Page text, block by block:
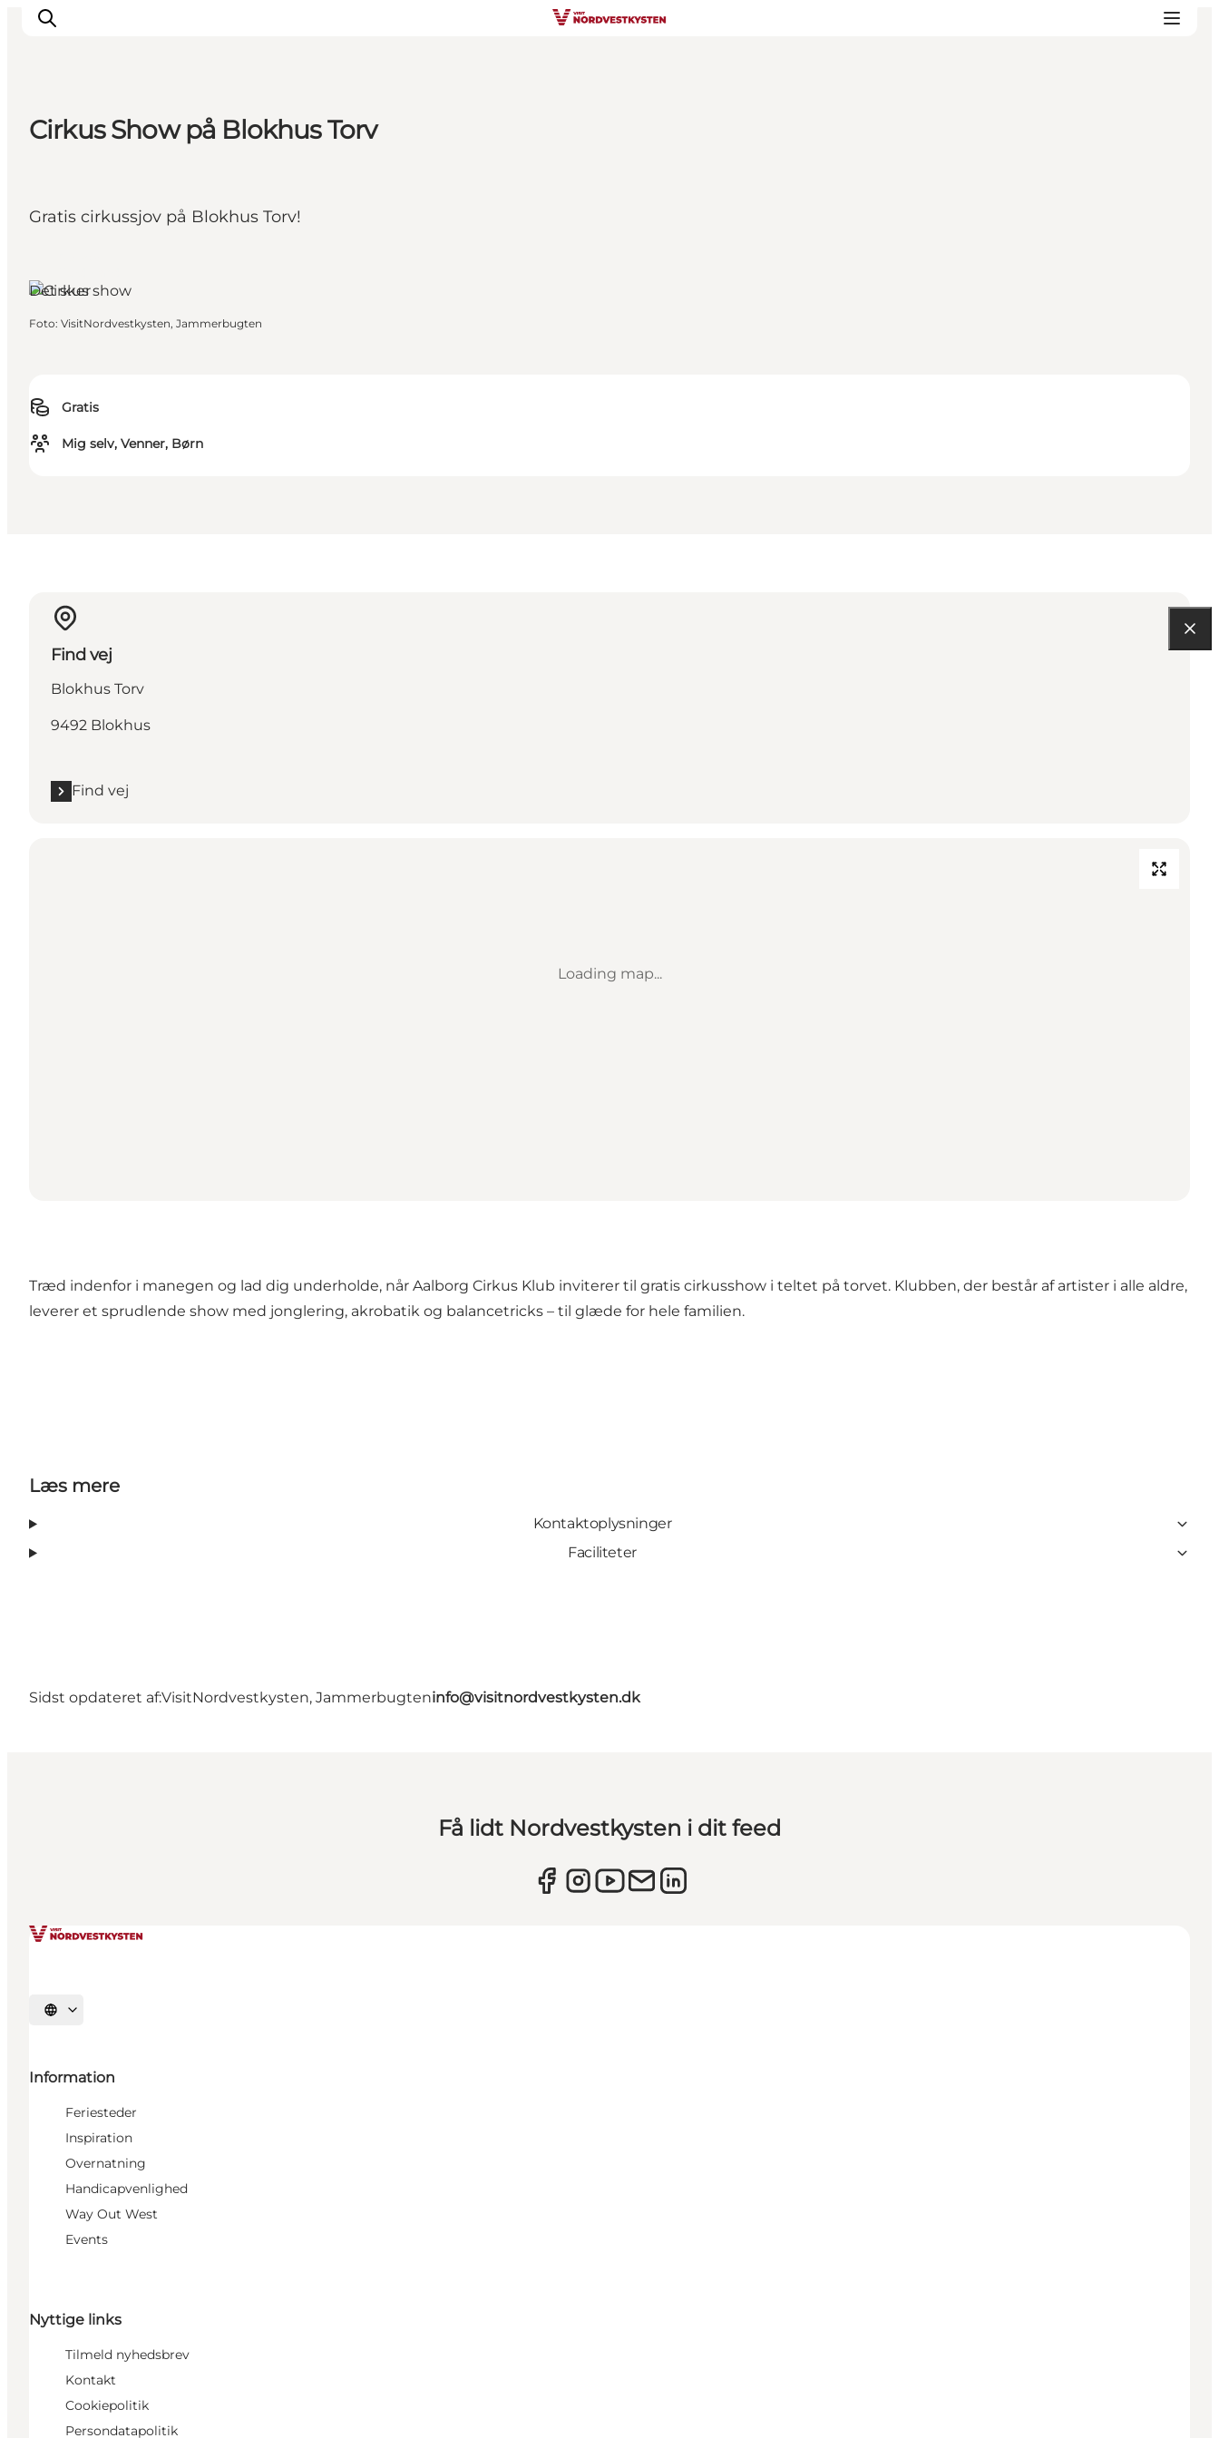
Handicapvenlig ferie
Planlæg din ferie
Cirkus Show på Blokhus Torv
Gratis cirkussjov på Blokhus Torv!
Gratis
Mig selv, Venner, Børn
Det sker
Foto: VisitNordvestkysten, Jammerbugten
Find vej
Blokhus Torv
9492 Blokhus
Find vej
Loading map...
Træd indenfor i manegen og lad dig underholde, når Aalborg Cirkus Klub inviterer til gratis cirkusshow i teltet på torvet. Klubben, der består af artister i alle aldre,
leverer et sprudlende show med jonglering, akrobatik og balancetricks – til glæde for hele familien.
Læs mere
Kontaktoplysninger
Faciliteter
Sidst opdateret af:VisitNordvestkysten, Jammerbugteninfo@visitnordvestkysten.dk
Få lidt Nordvestkysten i dit feed
Vælg sprog
Information
Feriesteder
Inspiration
Overnatning
Handicapvenlighed
Way Out West
Events
Nyttige links
Tilmeld nyhedsbrev
Kontakt
Cookiepolitik
Persondatapolitik